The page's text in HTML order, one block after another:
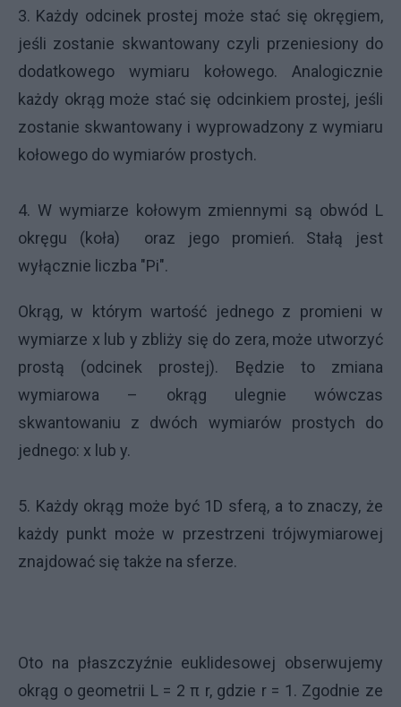
3. Każdy odcinek prostej może stać się okręgiem,
jeśli zostanie skwantowany czyli przeniesiony do
dodatkowego wymiaru kołowego. Analogicznie
każdy okrąg może stać się odcinkiem prostej, jeśli
zostanie skwantowany i wyprowadzony z wymiaru
kołowego do wymiarów prostych.
4. W wymiarze kołowym zmiennymi są obwód L
okręgu (koła) oraz jego promień. Stałą jest
wyłącznie liczba "Pi".
Okrąg, w którym wartość jednego z promieni w
wymiarze x lub y zbliży się do zera, może utworzyć
prostą (odcinek prostej). Będzie to zmiana
wymiarowa – okrąg ulegnie wówczas
skwantowaniu z dwóch wymiarów prostych do
jednego: x lub y.
5. Każdy okrąg może być 1D sferą, a to znaczy, że
każdy punkt może w przestrzeni trójwymiarowej
znajdować się także na sferze.
Oto na płaszczyźnie euklidesowej obserwujemy
okrąg o geometrii L = 2 π r, gdzie r = 1. Zgodnie ze